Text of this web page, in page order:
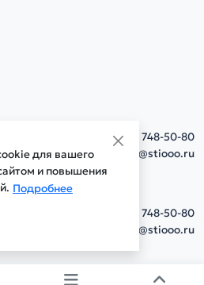
для вашего
и повышения
Подробнее
+7(495) 748-50-80
info@stiooo.ru
+7(495) 748-50-80
info@stiooo.ru